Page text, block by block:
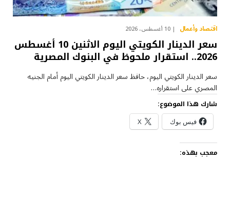
اقتصاد وأعمال 10 أغسطس، 2026
سعر الدينار الكويتي اليوم الاثنين 10 أغسطس
2026.. استقرار ملحوظ في البنوك المصرية
سعر الدينار الكويتي اليوم، حافظ سعر الدينار الكويتي اليوم أمام الجنيه
المصري على استقراره…
شارك هذا الموضوع:
فيس بوك X
معجب بهذه: